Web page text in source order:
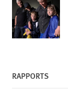
RAPPORTS